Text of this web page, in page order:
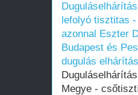
lefolyó tisztitas
azonnal Eszter
Budapest és
dugulás
Megye -